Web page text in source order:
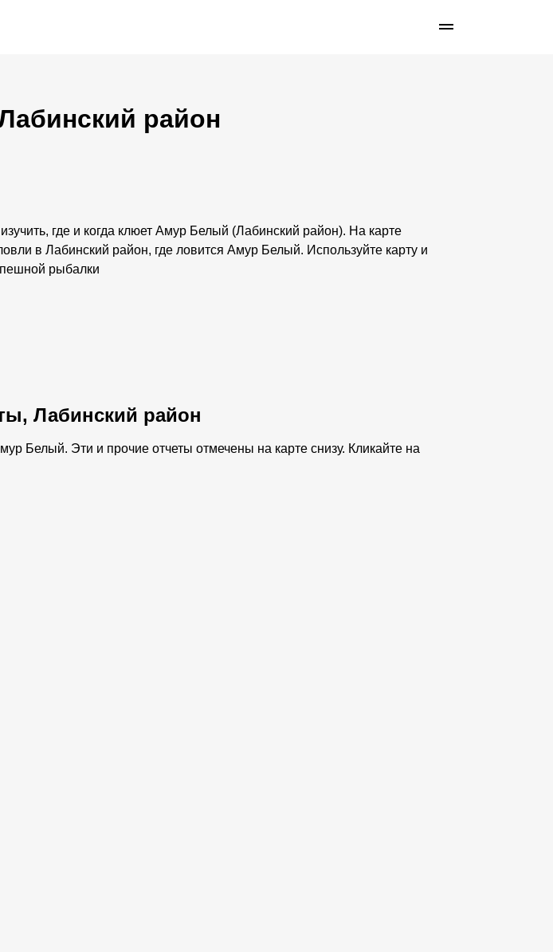
район
где и когда клюет Амур Белый (Лабинский район). На карте
в Лабинский район, где ловится Амур Белый. Используйте карту и
рыбалки
Лабинский район
Белый. Эти и прочие отчеты отмечены на карте снизу. Кликайте на